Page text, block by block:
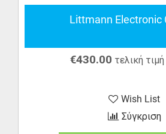
Littmann Electronic
€430.00 τελική
Wish List
Σύγκριση